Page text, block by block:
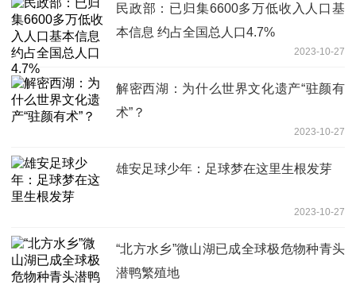
民政部：已归集6600多万低收入人口基
本信息 约占全国总人口4.7%
2023-10-27
解密西湖：为什么世界文化遗产“驻颜有
术”？
2023-10-27
雄安足球少年：足球梦在这里生根发芽
2023-10-27
“北方水乡”微山湖已成全球极危物种青头
潜鸭繁殖地